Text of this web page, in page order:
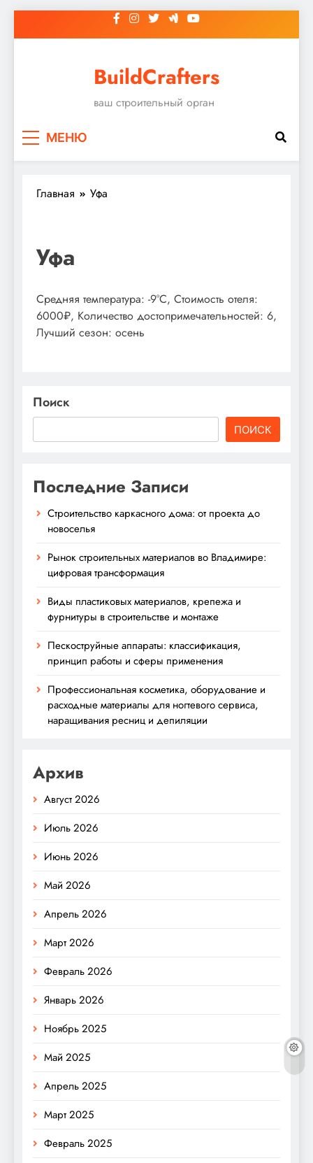
к
BuildCrafters
ваш строительный орган
МЕНЮ
Главная Уфа
Уфа
Средняя температура: -9°C, Стоимость отеля:
6000₽, Количество достопримечательностей: 6,
Лучший сезон: осень
Поиск
ПОИСК
Последние Записи
Строительство каркасного дома: от проекта до
новоселья
Рынок строительных материалов во Владимире:
цифровая трансформация
Виды пластиковых материалов, крепежа и
фурнитуры в строительстве и монтаже
Пескоструйные аппараты: классификация,
принцип работы и сферы применения
Профессиональная косметика, оборудование и
расходные материалы для ногтевого сервиса,
наращивания ресниц и депиляции
Архив
Август 2026
Июль 2026
Июнь 2026
Май 2026
Апрель 2026
Март 2026
Февраль 2026
Январь 2026
Ноябрь 2025
Май 2025
Апрель 2025
Март 2025
Февраль 2025